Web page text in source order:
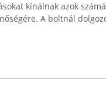
kínálnak azok
A boltnál